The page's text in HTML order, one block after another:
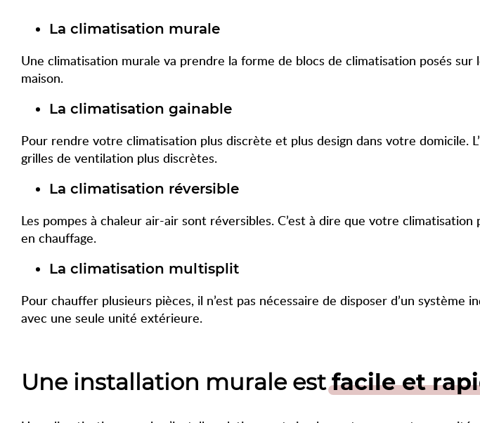
La climatisation murale
Une climatisation murale va prendre la forme de blocs de climatisation posés
maison.
La climatisation gainable
Pour rendre votre climatisation plus discrète et plus design dans votre domicile.
grilles de ventilation plus discrètes.
La climatisation réversible
Les pompes à chaleur air-air sont réversibles. C’est à dire que votre
en chauffage.
La climatisation multisplit
Pour chauffer plusieurs pièces, il n’est pas nécessaire de disposer d’un
avec une seule unité extérieure.
Une installation murale estfacile et